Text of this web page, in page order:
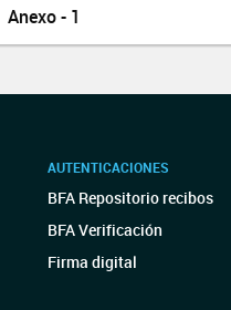
Anexo - 1
AUTENTICACIONES
BFA Repositorio recibos
BFA Verificación
Firma digital